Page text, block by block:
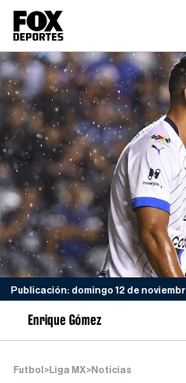
Publicación: domingo 12 de
Enrique Gómez
Futbol >Liga MX>Noticias